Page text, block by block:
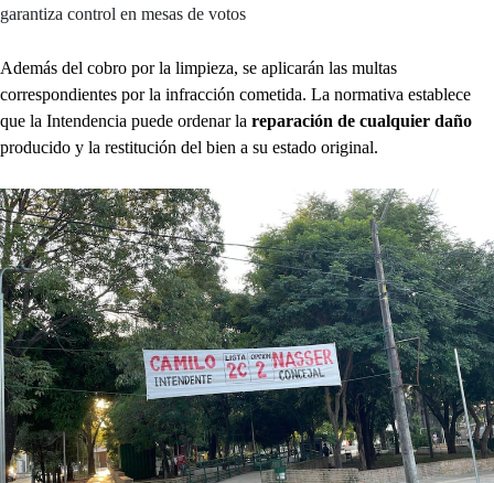
garantiza control en mesas de votos
Además del cobro por la limpieza, se aplicarán las multas
correspondientes por la infracción cometida. La normativa establece
que la Intendencia puede ordenar la reparación de cualquier daño
producido y la restitución del bien a su estado original.